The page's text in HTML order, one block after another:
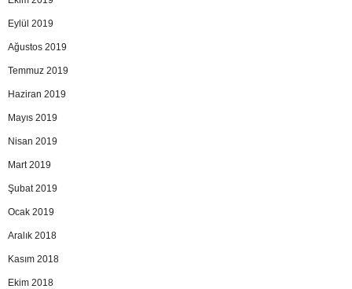
Eylül 2019
Ağustos 2019
Temmuz 2019
Haziran 2019
Mayıs 2019
Nisan 2019
Mart 2019
Şubat 2019
Ocak 2019
Aralık 2018
Kasım 2018
Ekim 2018